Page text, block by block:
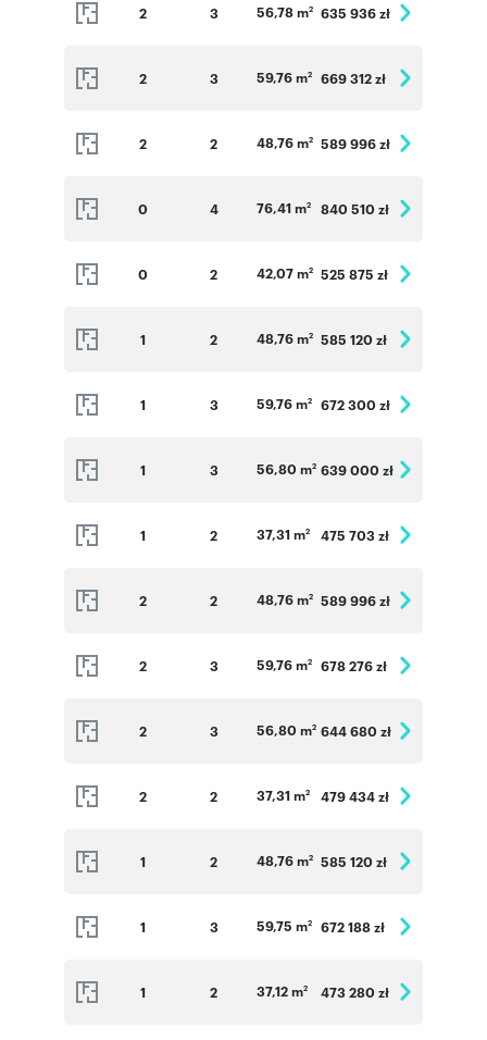
2 3 56,78 m2 635 936 zł
2 3 59,76 m2 669 312 zł
2 2 48,76 m2 589 996 zł
0 4 76,41 m2 840 510 zł
0 2 42,07 m2 525 875 zł
1 2 48,76 m2 585 120 zł
1 3 59,76 m2 672 300 zł
1 3 56,80 m2 639 000 zł
1 2 37,31 m2 475 703 zł
2 2 48,76 m2 589 996 zł
2 3 59,76 m2 678 276 zł
2 3 56,80 m2 644 680 zł
2 2 37,31 m2 479 434 zł
1 2 48,76 m2 585 120 zł
1 3 59,75 m2 672 188 zł
1 2 37,12 m2 473 280 zł